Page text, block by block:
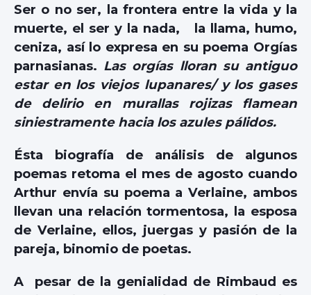
Ser o no ser, la frontera entre la vida y la
muerte, el ser y la nada, la llama, humo,
ceniza, así lo expresa en su poema Orgías
parnasianas. Las orgías lloran su antiguo
estar en los viejos lupanares/ y los gases
de delirio en murallas rojizas flamean
siniestramente hacia los azules pálidos.
Ésta biografía de análisis de algunos
poemas retoma el mes de agosto cuando
Arthur envía su poema a Verlaine, ambos
llevan una relación tormentosa, la esposa
de Verlaine, ellos, juergas y pasión de la
pareja, binomio de poetas.
A pesar de la genialidad de Rimbaud es